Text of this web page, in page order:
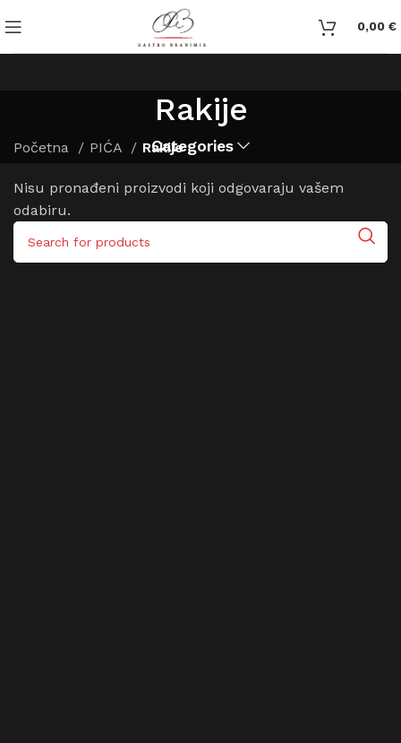
0,00 €
Rakije
Categories
Početna PIĆA Rakije
Nisu pronađeni proizvodi koji odgovaraju vašem
odabiru.